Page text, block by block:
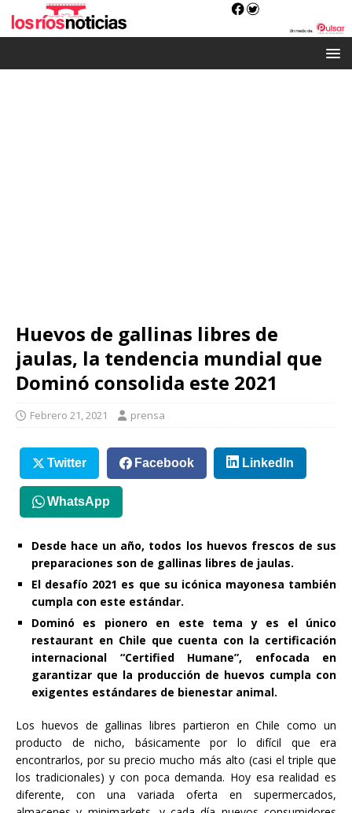
Huevos de gallinas libres de
jaulas, la tendencia mundial que
Dominó consolida este 2021
Febrero 21, 2021 prensa
Twitter Facebook LinkedIn
WhatsApp
Desde hace un año, todos los huevos frescos de sus
preparaciones son de gallinas libres de jaulas.
El desafío 2021 es que su icónica mayonesa también
cumpla con este estándar.
Dominó es pionero en este tema y es el único
restaurant en Chile que cuenta con la certificación
internacional “Certified Humane”, enfocada en
garantizar que la producción de huevos cumpla con
exigentes estándares de bienestar animal.
Los huevos de gallinas libres partieron en Chile como un
producto de nicho, básicamente por lo difícil que era
encontrarlos, por su precio mucho más alto (casi el triple que
los tradicionales) y con poca demanda. Hoy esa realidad es
diferente, con una variada oferta en supermercados,